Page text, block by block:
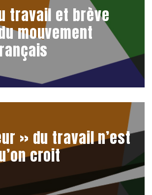
travail et brève
mouvement
» du travail n’est
croit